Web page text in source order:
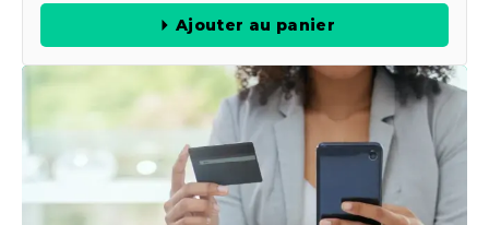
Ajouter au panier